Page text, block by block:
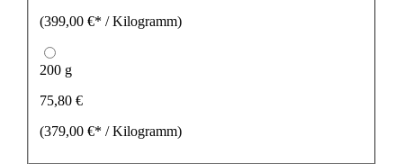
(399,00 €* / Kilogramm)
200 g
75,80 €
(379,00 €* / Kilogramm)